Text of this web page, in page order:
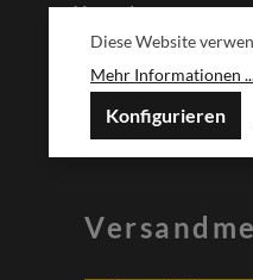
Kontakt
Sonderwünsche
Diese Website
Mehr Informationen
Konfigurieren